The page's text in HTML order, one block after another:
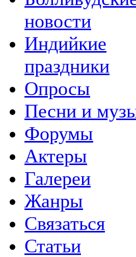
новости
Индийкие
праздники
Опросы
Песни и
Форумы
Актеры
Галереи
Жанры
Связаться
Статьи